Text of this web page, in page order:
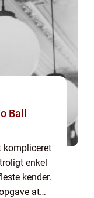
Ball
kompliceret
enkel
kender.
at